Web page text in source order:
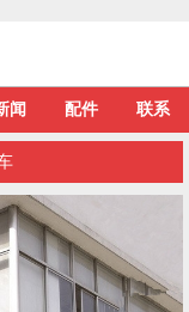
闻 配件 联系